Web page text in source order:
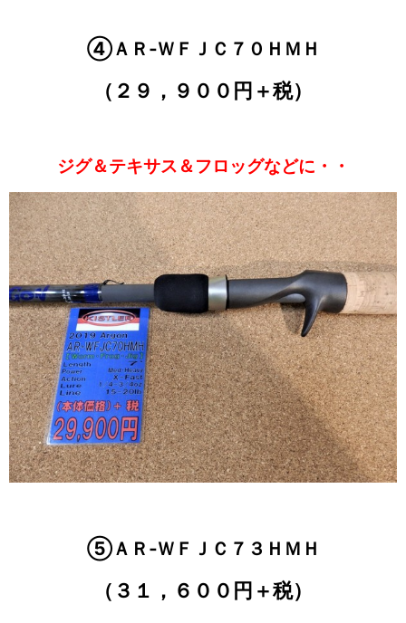
④ＡＲ‐ＷＦＪＣ７０ＨＭＨ
（２９，９００円＋税）
ジグ＆テキサス＆フロッグなどに・・
⑤ＡＲ‐ＷＦＪＣ７３ＨＭＨ
（３１，６００円＋税）